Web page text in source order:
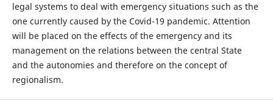
legal systems to deal with emergency situations such as the
one currently caused by the Covid-19 pandemic. Attention
will be placed on the effects of the emergency and its
management on the relations between the central State
and the autonomies and therefore on the concept of
regionalism.